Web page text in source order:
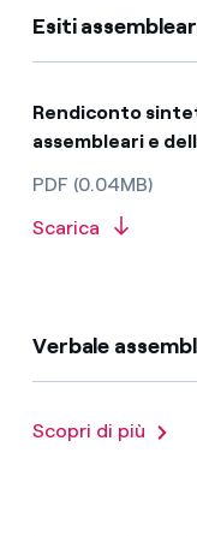
Esiti
Rendiconto
assembleari e
PDF (0.04MB)
Scarica
Verbale
Scopri di più